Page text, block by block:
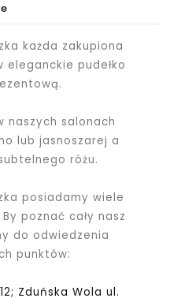
każda zakupiona
eleganckie pudełko
naszych salonach
lub jasnoszarej a
różu.
posiadamy wiele
poznać cały nasz
do odwiedzenia
punktów:
Zduńska Wola ul.